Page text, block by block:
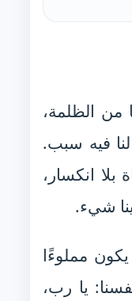
من الظلمة،
لنا فيه سبب.
بلا انكسار،
شيء.
يكون مملوءًا
يا رب،